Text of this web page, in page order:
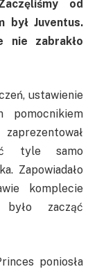
od
był Juventus.
nie zabrakło
ustawienie
pomocnikiem
tyle samo
Zapowiadało
komplecie
zacząć
poniosła